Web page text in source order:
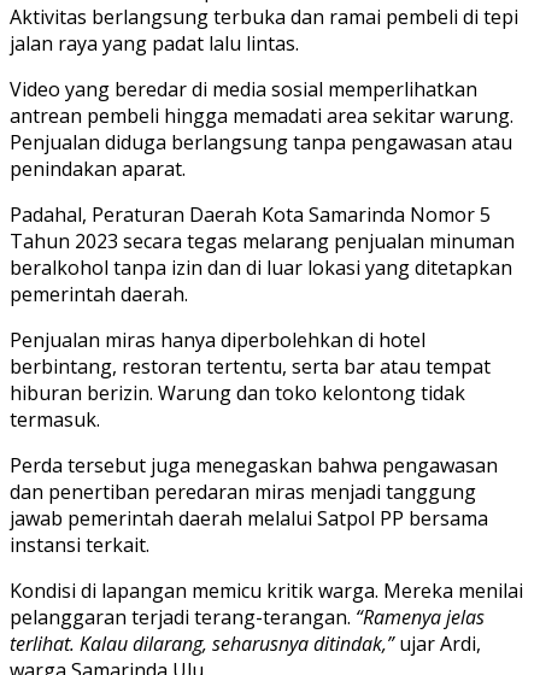
Aktivitas berlangsung terbuka dan ramai pembeli di tepi
jalan raya yang padat lalu lintas.
Video yang beredar di media sosial memperlihatkan
antrean pembeli hingga memadati area sekitar warung.
Penjualan diduga berlangsung tanpa pengawasan atau
penindakan aparat.
Padahal, Peraturan Daerah Kota Samarinda Nomor 5
Tahun 2023 secara tegas melarang penjualan minuman
beralkohol tanpa izin dan di luar lokasi yang ditetapkan
pemerintah daerah.
Penjualan miras hanya diperbolehkan di hotel
berbintang, restoran tertentu, serta bar atau tempat
hiburan berizin. Warung dan toko kelontong tidak
termasuk.
Perda tersebut juga menegaskan bahwa pengawasan
dan penertiban peredaran miras menjadi tanggung
jawab pemerintah daerah melalui Satpol PP bersama
instansi terkait.
Kondisi di lapangan memicu kritik warga. Mereka menilai
pelanggaran terjadi terang-terangan. “Ramenya jelas
terlihat. Kalau dilarang, seharusnya ditindak,”ujar Ardi,